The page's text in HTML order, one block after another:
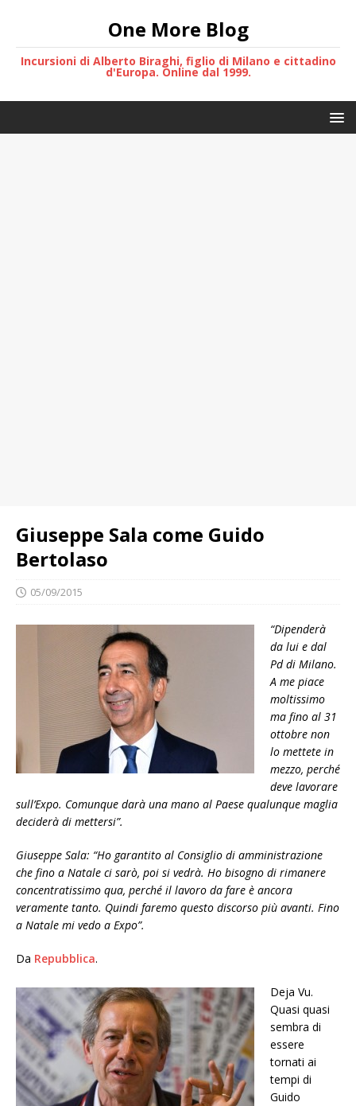
One More Blog
Incursioni di Alberto Biraghi, figlio di Milano e cittadino
d'Europa. Online dal 1999.
Giuseppe Sala come Guido
Bertolaso
05/09/2015
“Dipenderà
da lui e dal
Pd di Milano.
A me piace
moltissimo
ma fino al 31
ottobre non
lo mettete in
mezzo, perché
deve lavorare
sull’Expo. Comunque darà una mano al Paese qualunque maglia
deciderà di mettersi”.
Giuseppe Sala: “Ho garantito al Consiglio di amministrazione
che fino a Natale ci sarò, poi si vedrà. Ho bisogno di rimanere
concentratissimo qua, perché il lavoro da fare è ancora
veramente tanto. Quindi faremo questo discorso più avanti. Fino
a Natale mi vedo a Expo”.
Da Repubblica.
Deja Vu.
Quasi quasi
sembra di
essere
tornati ai
tempi di
Guido